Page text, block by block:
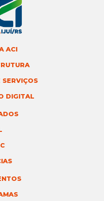
ACI
SERVIÇOS
DIGITAL